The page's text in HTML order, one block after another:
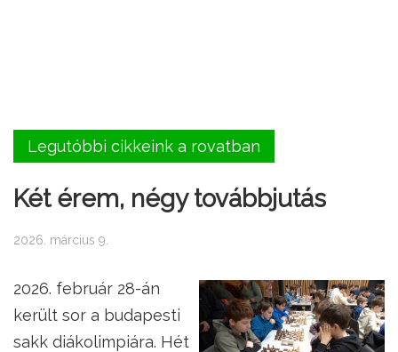
Legutóbbi cikkeink a rovatban
Két érem, négy továbbjutás
2026. március 9.
2026. február 28-án
került sor a budapesti
sakk diákolimpiára. Hét